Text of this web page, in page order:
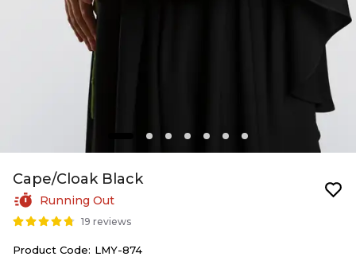
Cape/Cloak Black
Running Out
19 reviews
Product Code: LMY-874